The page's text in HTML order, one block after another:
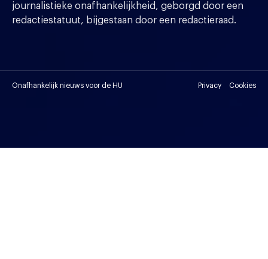
journalistieke onafhankelijkheid, geborgd door een
redactiestatuut, bijgestaan door een redactieraad.
Onafhankelijk nieuws voor de HU Privacy Cookies